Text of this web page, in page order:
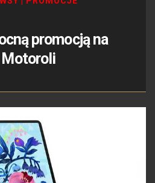
promocją na